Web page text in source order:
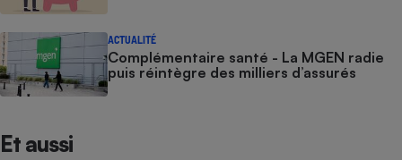
ACTUALITÉ
Complémentaire santé - La MGEN radie
puis réintègre des milliers d’assurés
Et aussi